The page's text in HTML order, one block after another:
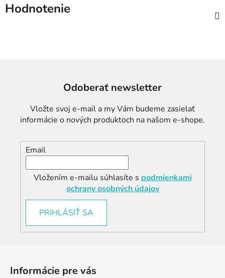
Hodnotenie
Odoberať newsletter
Vložte svoj e-mail a my Vám budeme zasielať
informácie o nových produktoch na našom e-shope.
Email
Vložením e-mailu súhlasíte s podmienkami
ochrany osobných údajov
PRIHLÁSIŤ SA
Informácie pre vás